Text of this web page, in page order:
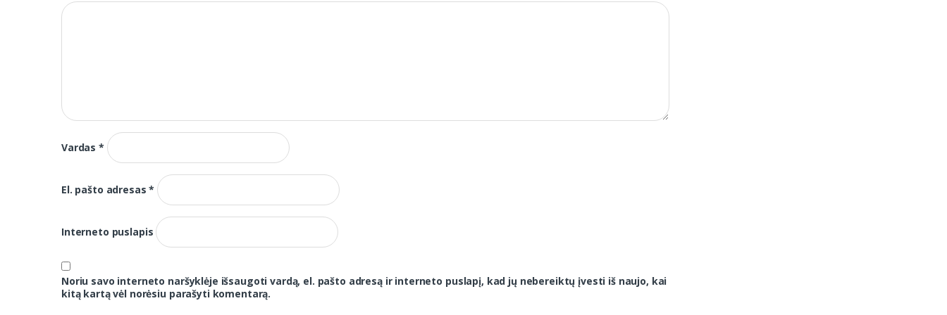
Vardas*
El. pašto adresas*
Interneto puslapis
Noriu savo interneto naršyklėje išsaugoti vardą, el. pašto adresą ir interneto puslapį, kad jų nebereiktų įvesti iš naujo, kai
kitą kartą vėl norėsiu parašyti komentarą.